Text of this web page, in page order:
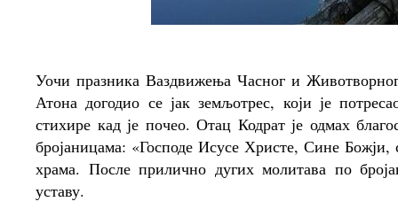
Уочи празника Ваздвижења Часног и
Атона догодио се јак земљотрес, који је
стихире кад је почео. Отац Кодрат је одмах
бројаницама: «Господе Исусе Христе, Сине
храма. После прилично дугих молитава по
уставу.